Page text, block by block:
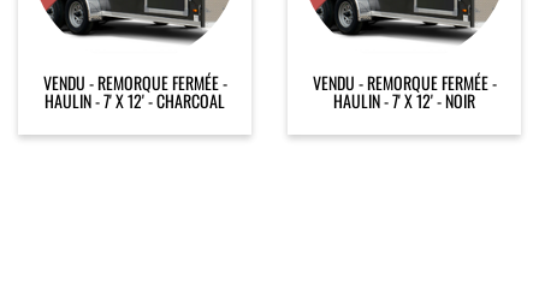
VENDU - REMORQUE FERMÉE -
HAULIN - 7' X 12' - CHARCOAL
VENDU - REMORQUE FERMÉE -
HAULIN - 7' X 12' - NOIR